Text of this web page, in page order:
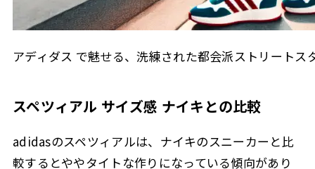
アディダス で魅せる、洗練された都会派ストリートス
スペツィアル サイズ感 ナイキとの比較
adidasのスペツィアルは、ナイキのスニーカーと比
較するとややタイトな作りになっている傾向があり